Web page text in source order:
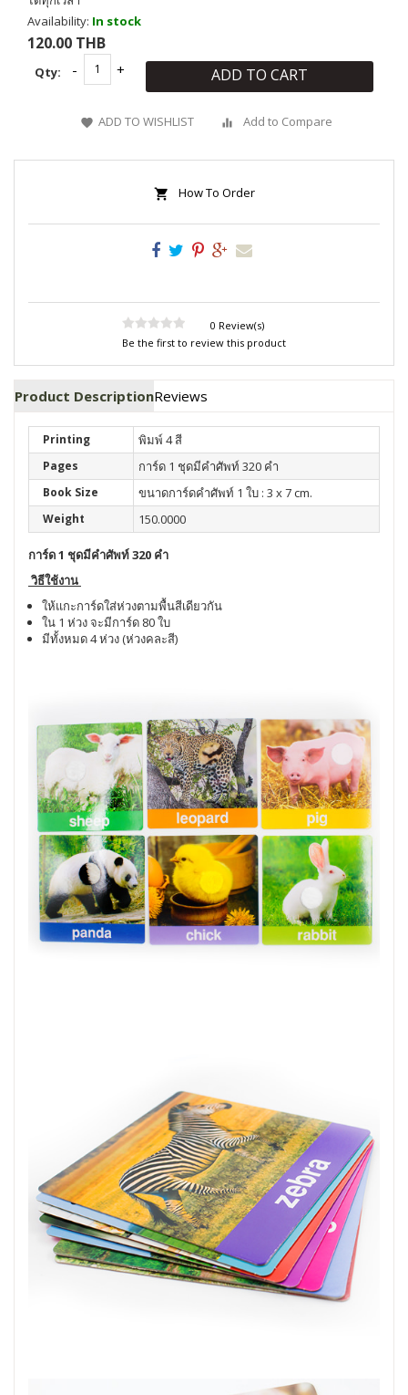
Availability: In stock
120.00 THB
Qty: ADD TO CART
ADD TO WISHLIST Add to Compare
How To Order
0 Review(s)
Be the first to review this product
Product DescriptionReviews
Printing พิมพ์ 4 สี
Pages การ์ด 1 ชุดมีคำศัพท์ 320 คำ
Book Size ขนาดการ์ดคำศัพท์ 1 ใบ : 3 x 7 cm.
Weight 150.0000
การ์ด 1 ชุดมีคำศัพท์ 320 คำ
วิธีใช้งาน
ให้แกะการ์ดใส่ห่วงตามพื้นสีเดียวกัน
ใน 1 ห่วง จะมีการ์ด 80 ใบ
มีทั้งหมด 4 ห่วง (ห่วงคละสี)